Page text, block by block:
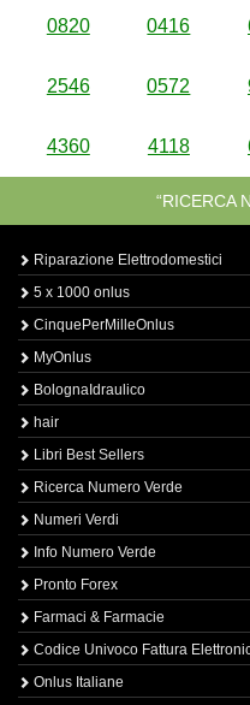
0820 0416
2546 0572
4360 4118
“RICERCA
Riparazione Elettrodomestici
5 x 1000 onlus
CinquePerMilleOnlus
MyOnlus
BolognaIdraulico
hair
Libri Best Sellers
Ricerca Numero Verde
Numeri Verdi
Info Numero Verde
Pronto Forex
Farmaci & Farmacie
Codice Univoco Fattura
Onlus Italiane